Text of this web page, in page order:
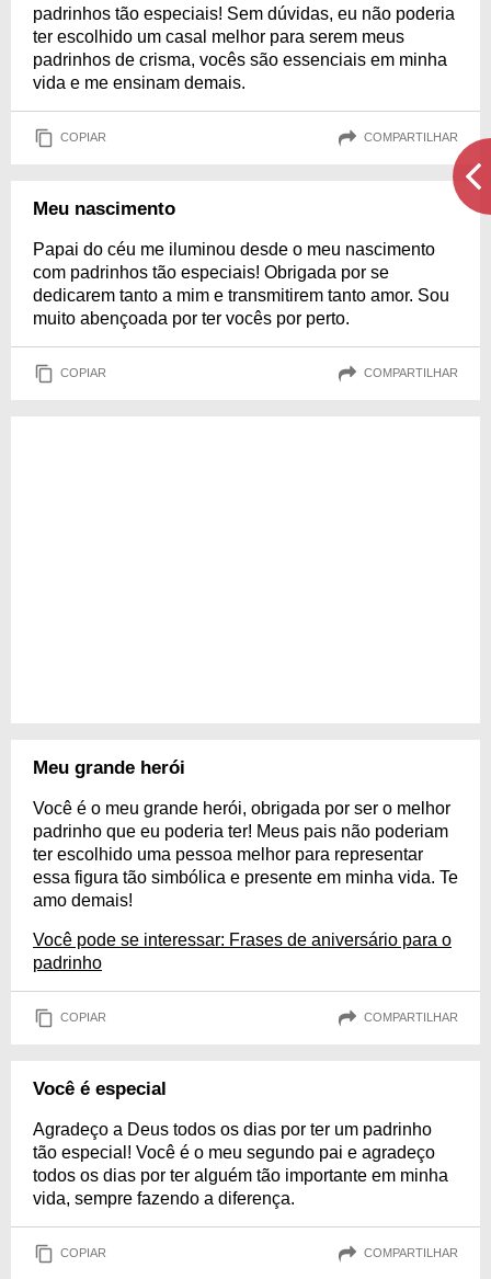
padrinhos tão especiais! Sem dúvidas, eu não poderia
ter escolhido um casal melhor para serem meus
padrinhos de crisma, vocês são essenciais em minha
vida e me ensinam demais.
COPIAR COMPARTILHAR
Meu nascimento
Papai do céu me iluminou desde o meu nascimento
com padrinhos tão especiais! Obrigada por se
dedicarem tanto a mim e transmitirem tanto amor. Sou
muito abençoada por ter vocês por perto.
COPIAR COMPARTILHAR
Meu grande herói
Você é o meu grande herói, obrigada por ser o melhor
padrinho que eu poderia ter! Meus pais não poderiam
ter escolhido uma pessoa melhor para representar
essa figura tão simbólica e presente em minha vida. Te
amo demais!
Você pode se interessar: Frases de aniversário para o
padrinho
COPIAR COMPARTILHAR
Você é especial
Agradeço a Deus todos os dias por ter um padrinho
tão especial! Você é o meu segundo pai e agradeço
todos os dias por ter alguém tão importante em minha
vida, sempre fazendo a diferença.
COPIAR COMPARTILHAR